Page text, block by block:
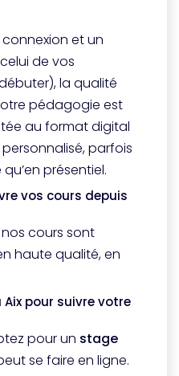
et un
de vos
la qualité
pédagogie est
au format digital
parfois
présentiel.
vos cours depuis
nos cours sont
haute qualité, en
pour suivre votre
pour un stage
se faire en ligne.